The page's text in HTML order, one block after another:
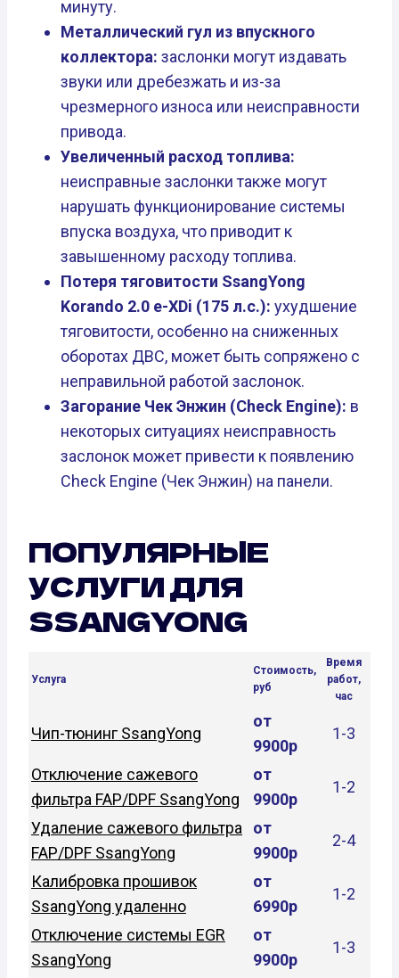
минуту.
Металлический гул из впускного
коллектора: заслонки могут издавать
звуки или дребезжать и из-за
чрезмерного износа или неисправности
привода.
Увеличенный расход топлива:
неисправные заслонки также могут
нарушать функционирование системы
впуска воздуха, что приводит к
завышенному расходу топлива.
Потеря тяговитости SsangYong
Korando 2.0 e-XDi (175 л.с.): ухудшение
тяговитости, особенно на сниженных
оборотах ДВС, может быть сопряжено с
неправильной работой заслонок.
Загорание Чек Энжин (Check Engine): в
некоторых ситуациях неисправность
заслонок может привести к появлению
Check Engine (Чек Энжин) на панели.
ПОПУЛЯРНЫЕ
УСЛУГИ ДЛЯ
SSANGYONG
Услуга
Стоимость,
руб
Время
работ,
час
Чип-тюнинг SsangYong
от
9900р
1-3
Отключение сажевого
фильтра FAP/DPF SsangYong
от
9900р
1-2
Удаление сажевого фильтра
FAP/DPF SsangYong
от
9900р
2-4
Калибровка прошивок
SsangYong удаленно
от
6990р
1-2
Отключение системы EGR
SsangYong
от
9900р
1-3